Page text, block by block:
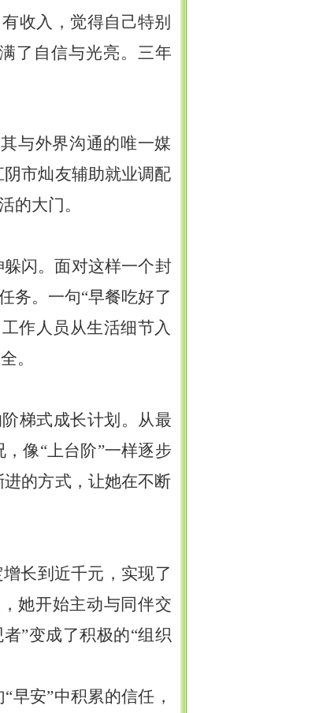
收入，觉得自己特别
了自信与光亮。三年
与外界沟通的唯一媒
市灿友辅助就业调配
的大门。
闪。面对这样一个封
务。一句“早餐吃好了
作人员从生活细节入
。
梯式成长计划。从最
像“上台阶”一样逐步
的方式，让她在不断
长到近千元，实现了
她开始主动与同伴交
”变成了积极的“组织
早安”中积累的信任，